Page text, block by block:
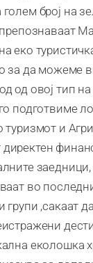
број на
еко
за да можеме
од овој тип
подготвиме
туризмот и
заедници,
во
,сакаат
еколошка